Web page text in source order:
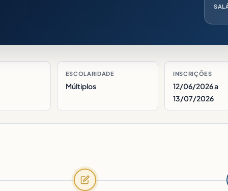
ESCOLARIDADE
Múltiplos
INSCRIÇÕES
12/06/2026 a
13/07/2026